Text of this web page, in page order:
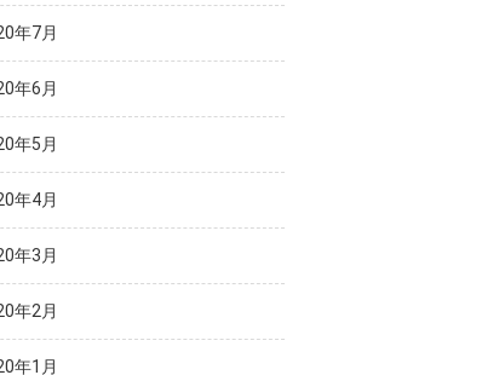
年7月
年6月
年5月
年4月
年3月
年2月
年1月